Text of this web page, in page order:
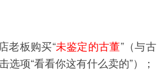
板购买“未鉴定的古董”（与古
选项“看看你这有什么卖的”）；